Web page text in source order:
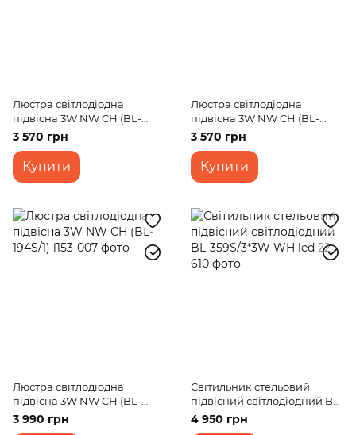
Люстра світлодіодна
підвісна 3W NW CH (BL-
191S/1)
3 570 грн
Купити
Люстра світлодіодна
підвісна 3W NW CH (BL-
192S/1)
3 570 грн
Купити
Люстра світлодіодна
підвісна 3W NW CH (BL-
194S/1)
3 990 грн
Світильник стельовий
підвісний світлодіодний BL-
359S/3*3W WH led
4 950 грн